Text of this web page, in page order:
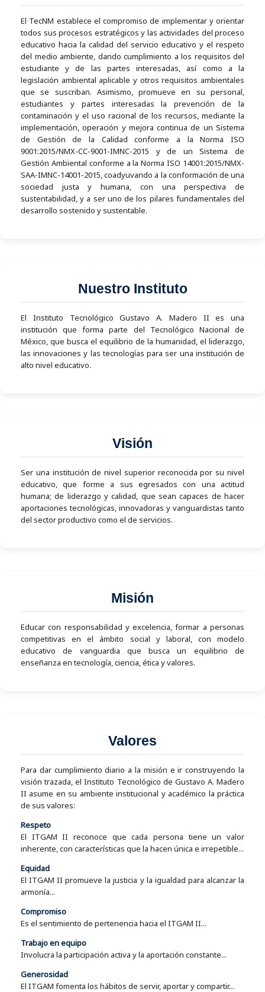
El TecNM establece el compromiso de implementar y orientar
todos sus procesos estratégicos y las actividades del proceso
educativo hacia la calidad del servicio educativo y el respeto
del medio ambiente, dando cumplimiento a los requisitos del
estudiante y de las partes interesadas, así como a la
legislación ambiental aplicable y otros requisitos ambientales
que se suscriban. Asimismo, promueve en su personal,
estudiantes y partes interesadas la prevención de la
contaminación y el uso racional de los recursos, mediante la
implementación, operación y mejora continua de un Sistema
de Gestión de la Calidad conforme a la Norma ISO
9001:2015/NMX-CC-9001-IMNC-2015 y de un Sistema de
Gestión Ambiental conforme a la Norma ISO 14001:2015/NMX-
SAA-IMNC-14001-2015, coadyuvando a la conformación de una
sociedad justa y humana, con una perspectiva de
sustentabilidad, y a ser uno de los pilares fundamentales del
desarrollo sostenido y sustentable.
Nuestro Instituto
El Instituto Tecnológico Gustavo A. Madero II es una
institución que forma parte del Tecnológico Nacional de
México, que busca el equilibrio de la humanidad, el liderazgo,
las innovaciones y las tecnologías para ser una institución de
alto nivel educativo.
Visión
Ser una institución de nivel superior reconocida por su nivel
educativo, que forme a sus egresados con una actitud
humana; de liderazgo y calidad, que sean capaces de hacer
aportaciones tecnológicas, innovadoras y vanguardistas tanto
del sector productivo como el de servicios.
Misión
Educar con responsabilidad y excelencia, formar a personas
competitivas en el ámbito social y laboral, con modelo
educativo de vanguardia que busca un equilibrio de
enseñanza en tecnología, ciencia, ética y valores.
Valores
Para dar cumplimiento diario a la misión e ir construyendo la
visión trazada, el Instituto Tecnológico de Gustavo A. Madero
II asume en su ambiente institucional y académico la práctica
de sus valores:
Respeto
El ITGAM II reconoce que cada persona tiene un valor
inherente, con características que la hacen única e irrepetible...
Equidad
El ITGAM II promueve la justicia y la igualdad para alcanzar la
armonía...
Compromiso
Es el sentimiento de pertenencia hacia el ITGAM II...
Trabajo en equipo
Involucra la participación activa y la aportación constante...
Generosidad
El ITGAM fomenta los hábitos de servir, aportar y compartir...